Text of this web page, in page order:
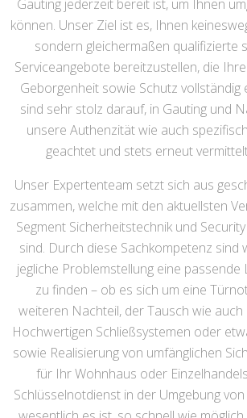
Gauting jederzeit bereit ist, um Ihnen
können. Unser Ziel ist es, Ihnen
sondern gleichermaßen qualifizierte
Serviceangebote bereitzustellen, die
Geborgenheit sowie Schutz vollständig
sind sehr stolz darauf, in Gauting und
unsere Authenzität wie auch
geachtet und stets erneut
Unser Expertenteam setzt sich aus
zusammen, welche mit den aktuellsten
Segment Sicherheitstechnik und
sind. Durch diese Sachkompetenz sind
jegliche Problemstellung eine
zu finden – ob es sich um eine
weiteren Nachteil, der Tausch wie
Hochwertigen Schließsystemen oder
sowie Realisierung von umfänglichen
für Ihr Wohnhaus oder
Schlüsselnotdienst in der Umgebung